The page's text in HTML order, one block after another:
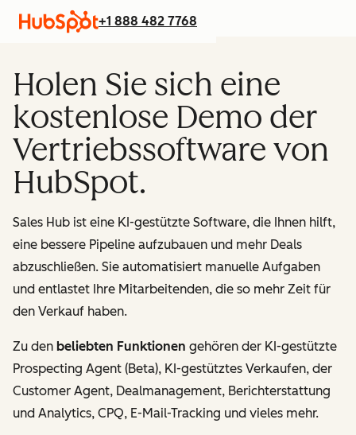
+1 888 482 7768
Holen Sie sich eine
kostenlose Demo der
Vertriebssoftware von
HubSpot.
Sales Hub ist eine KI-gestützte Software, die Ihnen hilft,
eine bessere Pipeline aufzubauen und mehr Deals
abzuschließen. Sie automatisiert manuelle Aufgaben
und entlastet Ihre Mitarbeitenden, die so mehr Zeit für
den Verkauf haben.
Zu den beliebten Funktionen gehören der KI-gestützte
Prospecting Agent (Beta), KI-gestütztes Verkaufen, der
Customer Agent, Dealmanagement, Berichterstattung
und Analytics, CPQ, E-Mail-Tracking und vieles mehr.